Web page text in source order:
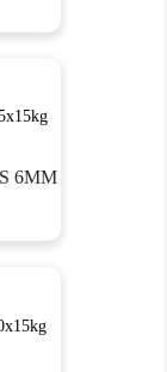
6MM